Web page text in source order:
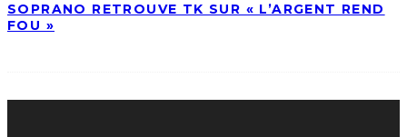
SOPRANO RETROUVE TK SUR « L’ARGENT REND
FOU »